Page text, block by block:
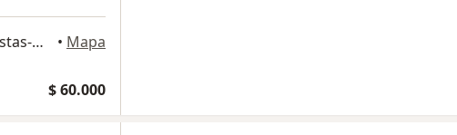
Centro Internacional de Especialistas-HIC Km 7 autopista floridablanca-Piedecuesta, Piedecuesta • Mapa
$ 60.000